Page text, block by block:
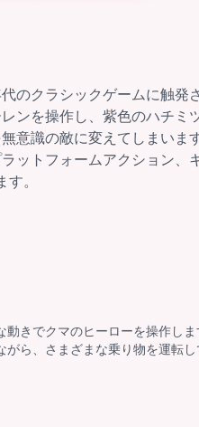
代のクラシックゲームに触
ンを操作し、紫色のハチミ
意識の敵に変えてしまいま
ットフォームアクション、
。
きでクマのヒーローを操作し
ら、さまざまな乗り物を運転